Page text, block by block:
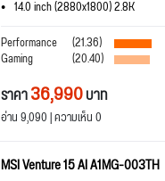
14.0 inch (2880x1800) 2.8K
Performance
(21.36)
Gaming (20.40)
ราคา36,990บาท
อ่าน 9,090 | ความเห็น 0
MSI Venture 15 AI A1MG-003TH